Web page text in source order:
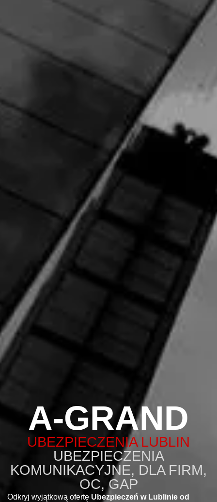
A-GRAND
UBEZPIECZENIA LUBLIN
UBEZPIECZENIA
KOMUNIKACYJNE, DLA FIRM,
OC, GAP
Odkryj wyjątkową ofertę Ubezpieczeń w Lublinie od